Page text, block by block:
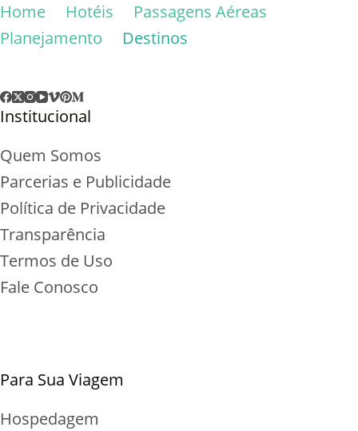
Home Hotéis
Passagens Aéreas
Planejamento
Destinos
Institucional
Quem Somos
Parcerias e Publicidade
Política de Privacidade
Transparência
Termos de Uso
Fale Conosco
Para Sua Viagem
Hospedagem